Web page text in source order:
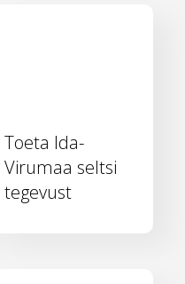
Toeta Ida-
Virumaa seltsi
tegevust